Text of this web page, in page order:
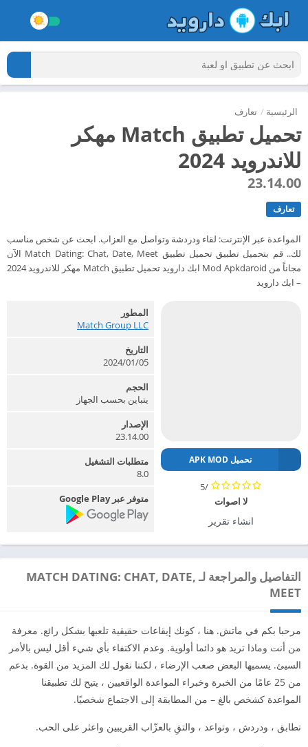
الرئيسية / تعارف
تحميل تطبيق Match مهكر
للاندرويد 2024
23.14.00
تعارف
المواعدة عبر الإنترنت: لقاء ودردشة وتواصل مع العزاب. ابحث عن شخص مناسب
لك.. قم بتحميل تطبيق تحميل تطبيق Match Dating: Chat, Date, Meet الآن
مجاناً من Mod Apkdaroid ابك دارويد تحميل تطبيق Match مهكر للاندرويد 2024
– ابك دارويد
تحميل APK MOD
/5
لا اصوات
انشاء تقرير
المطور
Match Group LLC‏
التاريخ
2024/01/05
الحجم
يتباين بحسب الجهاز
الإصدار
23.14.00
متطلبات التشغيل
8.0
متوفر عبر Google Play
التفاصيل والمراجعة لـ MATCH DATING: CHAT, DATE,
MEET
مرحبا بكم في ماتش. هنا ، كونك إيقاعات حقيقية تلعبها بشكل رائع. معرفة
من أنت وماذا تريد هو دائما أولوية. وعدم الاكتفاء بأي شيء أقل ليس بالأمر
السيئ. يسميها البعض صعب الإرضاء ، لكننا نقول لك المزيد من القوة. بدعم
من 25 عامًا من الخبرة وخبراء المواعدة الواقعيين ، يتيح لك تطبيقنا
المواعدة كشخص بالغ – من المطابقة إلى الاجتماع شخصيًا.
تطابق ، ودردش ، وتواعد ، والتقِ بالعزّاب القريبين واعثر على الحب.